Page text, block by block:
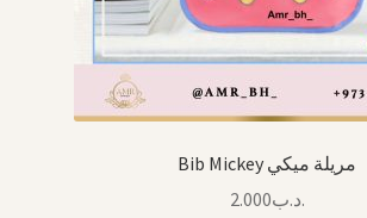
Bib Mickey مريلة ميكي
.د.ب2.000